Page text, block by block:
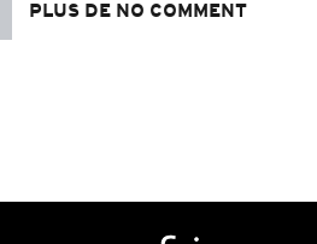
PLUS DE NO COMMENT